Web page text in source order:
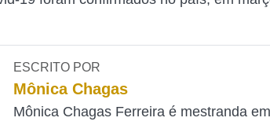
ESCRITO POR
Mônica Chagas
Mônica Chagas Ferreira é mestranda